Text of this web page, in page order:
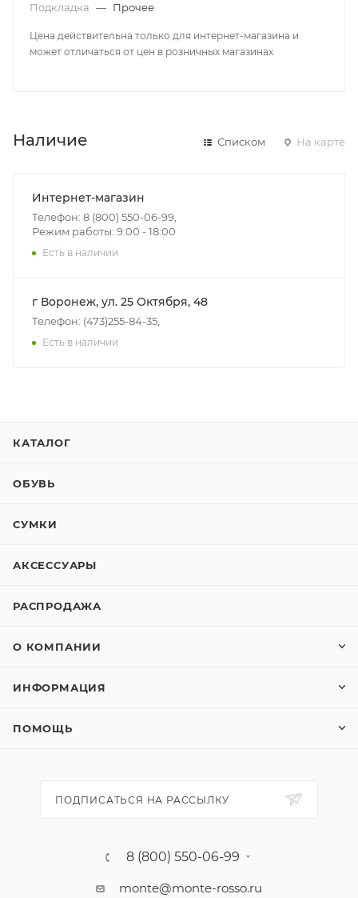
Подкладка — Прочее
Цена действительна только для интернет-магазина и
может отличаться от цен в розничных магазинах
Наличие Списком На карте
Интернет-магазин
Телефон: 8 (800) 550-06-99,
Режим работы: 9:00 - 18:00
Есть в наличии
г Воронеж, ул. 25 Октября, 48
Телефон: (473)255-84-35,
Есть в наличии
КАТАЛОГ
ОБУВЬ
СУМКИ
АКСЕССУАРЫ
РАСПРОДАЖА
О КОМПАНИИ
ИНФОРМАЦИЯ
ПОМОЩЬ
ПОДПИСАТЬСЯ НА РАССЫЛКУ
8 (800) 550-06-99
monte@monte-rosso.ru